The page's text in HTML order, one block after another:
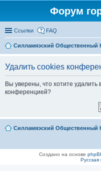
Форум
Ссылки FAQ
Силламяэский Общественный
Удалить cookies
Вы уверены, что хотите
конференцией?
Силламяэский Общественный
Создано на основе